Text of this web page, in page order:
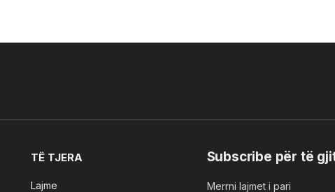
TË TJERA
Lajme
Subscribe për të
Merrni lajmet i pari